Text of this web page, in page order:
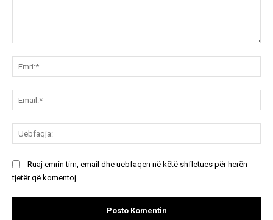
Ruaj emrin tim, email dhe uebfaqen në këtë shfletues për herën
tjetër që komentoj.